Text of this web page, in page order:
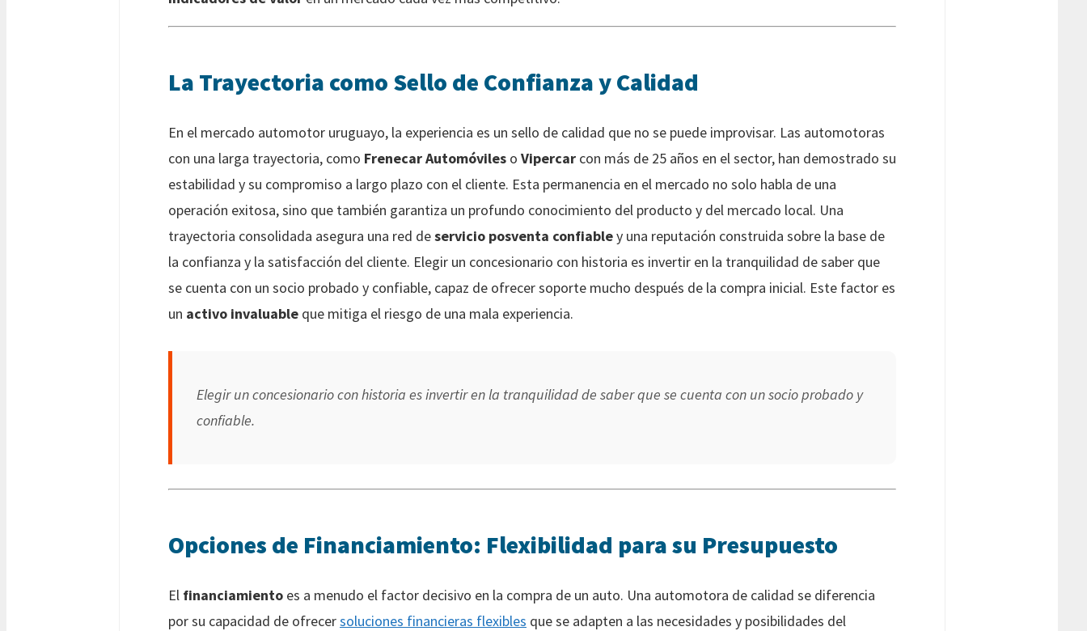
La Trayectoria como Sello de Confianza y Calidad
En el mercado automotor uruguayo, la experiencia es un sello de calidad que no se puede improvisar. Las automotoras
con una larga trayectoria, como Frenecar Automóviles o Vipercar con más de 25 años en el sector, han demostrado su
estabilidad y su compromiso a largo plazo con el cliente. Esta permanencia en el mercado no solo habla de una
operación exitosa, sino que también garantiza un profundo conocimiento del producto y del mercado local. Una
trayectoria consolidada asegura una red deservicio posventa confiabley una reputación construida sobre la base de
la confianza y la satisfacción del cliente. Elegir un concesionario con historia es invertir en la tranquilidad de saber que
se cuenta con un socio probado y confiable, capaz de ofrecer soporte mucho después de la compra inicial. Este factor es
un activo invaluable que mitiga el riesgo de una mala experiencia.
Elegir un concesionario con historia es invertir en la tranquilidad de saber que se cuenta con un socio probado y
confiable.
Opciones de Financiamiento: Flexibilidad para su Presupuesto
El financiamiento es a menudo el factor decisivo en la compra de un auto. Una automotora de calidad se diferencia
por su capacidad de ofrecersoluciones financieras flexibles que se adapten a las necesidades y posibilidades del